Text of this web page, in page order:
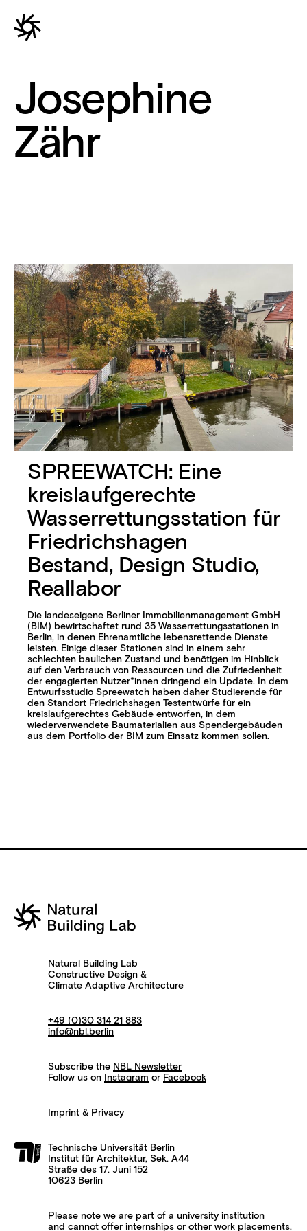
Josephine
Zähr
SPREEWATCH: Eine
kreislaufgerechte
Wasserrettungsstation für
Friedrichshagen
Bestand, Design Studio,
Reallabor
Die landeseigene Berliner Immobilienmanagement GmbH
(BIM) bewirtschaftet rund 35 Wasserrettungsstationen in
Berlin, in denen Ehrenamtliche lebensrettende Dienste
leisten. Einige dieser Stationen sind in einem sehr
schlechten baulichen Zustand und benötigen im Hinblick
auf den Verbrauch von Ressourcen und die Zufriedenheit
der engagierten Nutzer*innen dringend ein Update. In dem
Entwurfsstudio Spreewatch haben daher Studierende für
den Standort Friedrichshagen Testentwürfe für ein
kreislaufgerechtes Gebäude entworfen, in dem
wiederverwendete Baumaterialien aus Spendergebäuden
aus dem Portfolio der BIM zum Einsatz kommen sollen.
Natural Building Lab
Constructive Design &
Climate Adaptive Architecture
+49 (0)30 314 21 883
info@nbl.berlin
Subscribe the NBL Newsletter
Follow us on
Instagram or Facebook
Imprint & Privacy
Technische Universität Berlin
Institut für Architektur, Sek. A44
Straße des 17. Juni 152
10623 Berlin
Please note we are part of a university institution
and cannot offer internships or other work placements.